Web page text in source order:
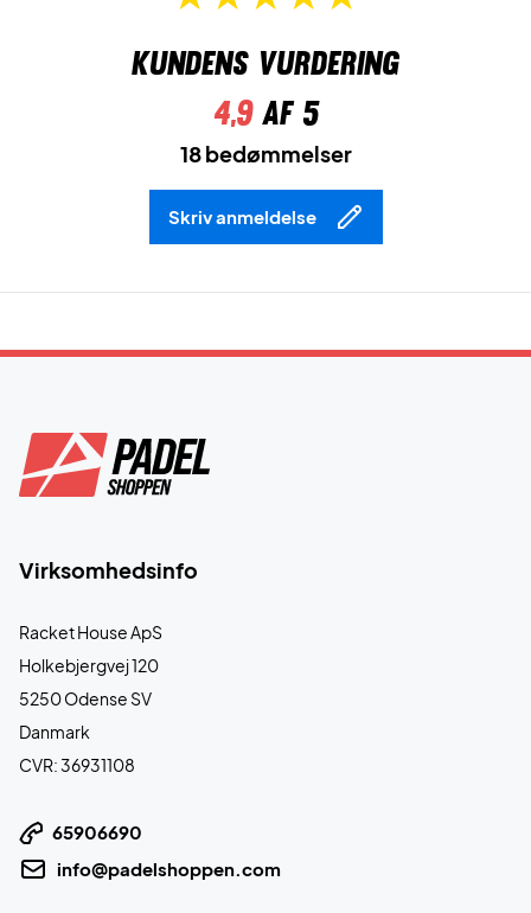
Kundens vurdering
4,9af 5
18 bedømmelser
Skriv anmeldelse
Virksomhedsinfo
Racket House ApS
Holkebjergvej 120
5250 Odense SV
Danmark
CVR: 36931108
65906690
info@padelshoppen.com